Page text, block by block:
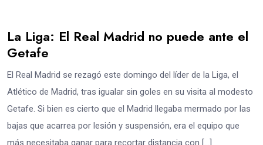
La Liga: El Real Madrid no puede ante el
Getafe
El Real Madrid se rezagó este domingo del líder de la Liga, el
Atlético de Madrid, tras igualar sin goles en su visita al modesto
Getafe. Si bien es cierto que el Madrid llegaba mermado por las
bajas que acarrea por lesión y suspensión, era el equipo que
más necesitaba ganar para recortar distancia con […]